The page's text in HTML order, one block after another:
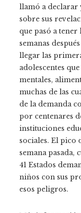
llamó a declarar
sobre sus
que pasó a
semanas
llegar las
adolescentes
mentales,
muchas de las
de la demanda
por centenares
instituciones
sociales. El pico
semana pasada,
41 Estados
niños con sus
esos peligros.